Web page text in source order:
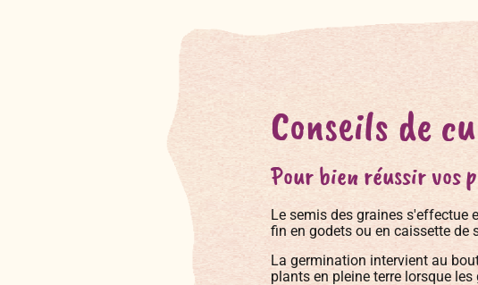
Conseils de
Pour bien réussir vos
Le semis des graines s'effectue
fin en godets ou en caissette de
La germination intervient au
plants en pleine terre lorsque